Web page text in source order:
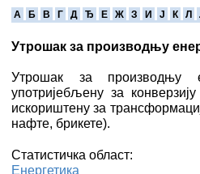
A Б В Г Д Ђ Е Ж З И Ј К Л
Утрошак за производњу
Утрошак за производњу
употријебљену за
искориштену за
нафте, брикете).
Статистичка област:
Енергетика